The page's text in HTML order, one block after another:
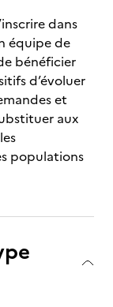
dans
équipe de
bénéficier
d’évoluer
et
aux
populations